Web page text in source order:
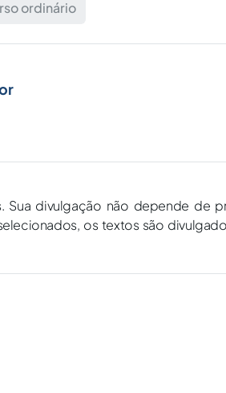
ordinário
divulgação não depende de
os textos são